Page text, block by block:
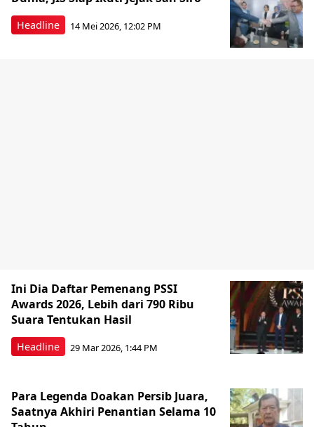
Headline 14 Mei 2026, 12:02 PM
Headline
Ini Dia Daftar Pemenang PSSI
Awards 2026, Lebih dari 790 Ribu
Suara Tentukan Hasil
29 Mar 2026, 1:44 PM
Para Legenda Doakan Persib Juara,
Saatnya Akhiri Penantian Selama 10